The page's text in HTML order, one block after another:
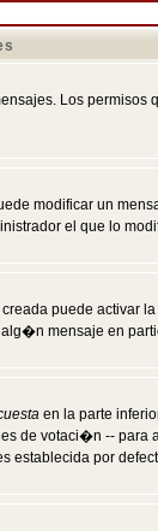
Los
modificar un
el que lo
creada puede activar
mensaje en
en la parte
de votaci�n --
por